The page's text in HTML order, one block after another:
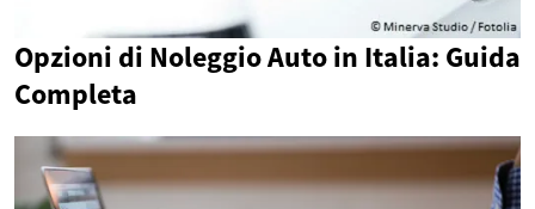
Opzioni di Noleggio Auto in Italia: Guida
Completa